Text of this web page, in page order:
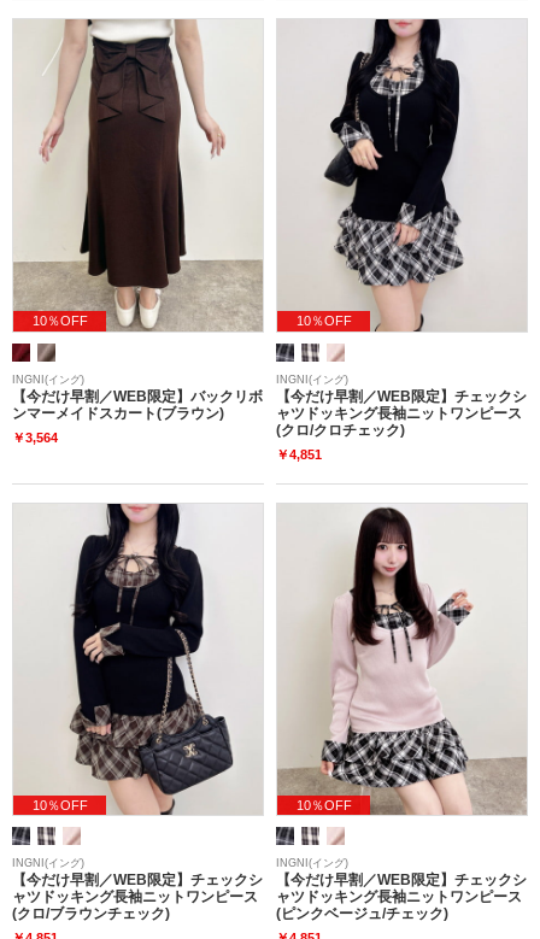
10％OFF
INGNI(イング)
【今だけ早割／WEB限定】バックリボ
ンマーメイドスカート(ブラウン)
￥3,564
10％OFF
INGNI(イング)
【今だけ早割／WEB限定】チェックシ
ャツドッキング長袖ニットワンピース
(クロ/クロチェック)
￥4,851
10％OFF
INGNI(イング)
【今だけ早割／WEB限定】チェックシ
ャツドッキング長袖ニットワンピース
(クロ/ブラウンチェック)
10％OFF
INGNI(イング)
【今だけ早割／WEB限定】チェックシ
ャツドッキング長袖ニットワンピース
(ピンクベージュ/チェック)